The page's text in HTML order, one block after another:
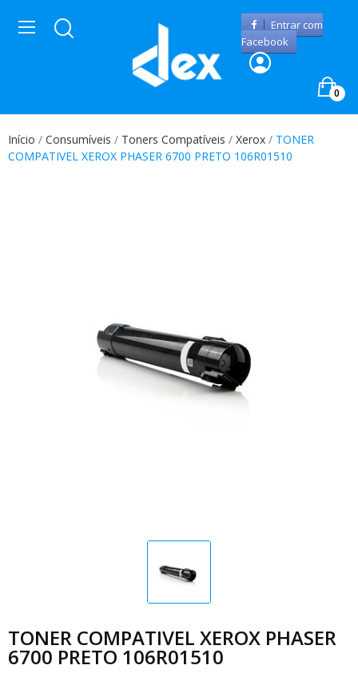
Entrar com
Facebook
0
Início Consumíveis Toners Compatíveis Xerox
TONER
COMPATIVEL XEROX PHASER 6700 PRETO 106R01510
TONER COMPATIVEL XEROX PHASER
6700 PRETO 106R01510